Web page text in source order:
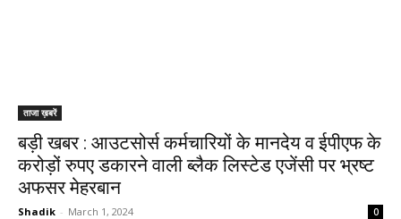
ताजा ख़बरें
बड़ी खबर : आउटसोर्स कर्मचारियों के मानदेय व ईपीएफ के
करोड़ों रुपए डकारने वाली ब्लैक लिस्टेड एजेंसी पर भ्रष्ट
अफसर मेहरबान
Shadik - March 1, 2024 0